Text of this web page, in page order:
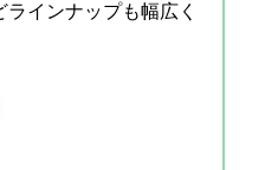
インナップも幅広く